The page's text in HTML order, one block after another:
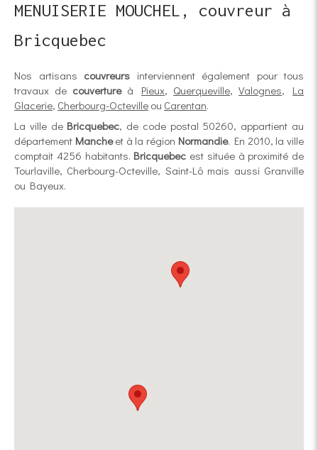
MENUISERIE MOUCHEL, couvreur à
Bricquebec
Nos artisans couvreurs interviennent également pour tous
travaux de couvertureà Pieux, Querqueville, Valognes, La
Glacerie, Cherbourg-Octeville ou Carentan.
La ville de Bricquebec, de code postal 50260, appartient au
département Mancheet à la région Normandie. En 2010, la ville
comptait 4256 habitants. Bricquebec est située à proximité de
Tourlaville, Cherbourg-Octeville, Saint-Lô mais aussi Granville
ou Bayeux.